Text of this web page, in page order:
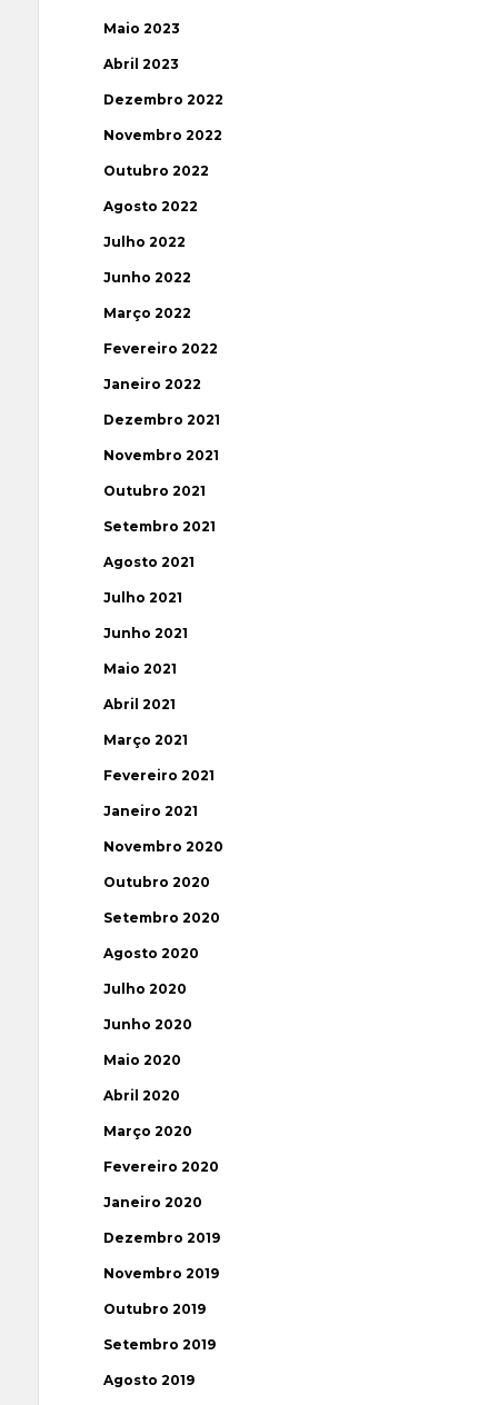
Maio 2023
Abril 2023
Dezembro 2022
Novembro 2022
Outubro 2022
Agosto 2022
Julho 2022
Junho 2022
Março 2022
Fevereiro 2022
Janeiro 2022
Dezembro 2021
Novembro 2021
Outubro 2021
Setembro 2021
Agosto 2021
Julho 2021
Junho 2021
Maio 2021
Abril 2021
Março 2021
Fevereiro 2021
Janeiro 2021
Novembro 2020
Outubro 2020
Setembro 2020
Agosto 2020
Julho 2020
Junho 2020
Maio 2020
Abril 2020
Março 2020
Fevereiro 2020
Janeiro 2020
Dezembro 2019
Novembro 2019
Outubro 2019
Setembro 2019
Agosto 2019